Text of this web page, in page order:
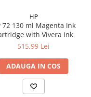
HP
72 130 ml Magenta Ink
with Vivera Ink
515,99 Lei
ADAUGA IN COS